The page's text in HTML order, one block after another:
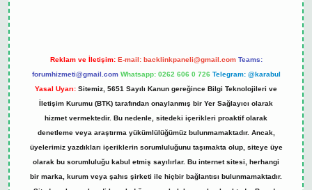
Reklam ve İletişim: E-mail: backlinkpaneli@gmail.com Teams:
forumhizmeti@gmail.com Whatsapp: 0262 606 0 726 Telegram: @karabul
Yasal Uyarı: Sitemiz, 5651 Sayılı Kanun gereğince Bilgi Teknolojileri ve
İletişim Kurumu (BTK) tarafından onaylanmış bir Yer Sağlayıcı olarak
hizmet vermektedir. Bu nedenle, sitedeki içerikleri proaktif olarak
denetleme veya araştırma yükümlülüğümüz bulunmamaktadır. Ancak,
üyelerimiz yazdıkları içeriklerin sorumluluğunu taşımakta olup, siteye üye
olarak bu sorumluluğu kabul etmiş sayılırlar. Bu internet sitesi, herhangi
bir marka, kurum veya şahıs şirketi ile hiçbir bağlantısı bulunmamaktadır.